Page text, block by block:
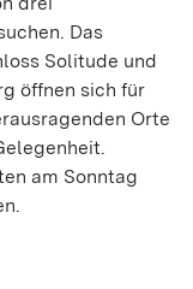
Das
Solitude und
öffnen sich für
Orte
am Sonntag